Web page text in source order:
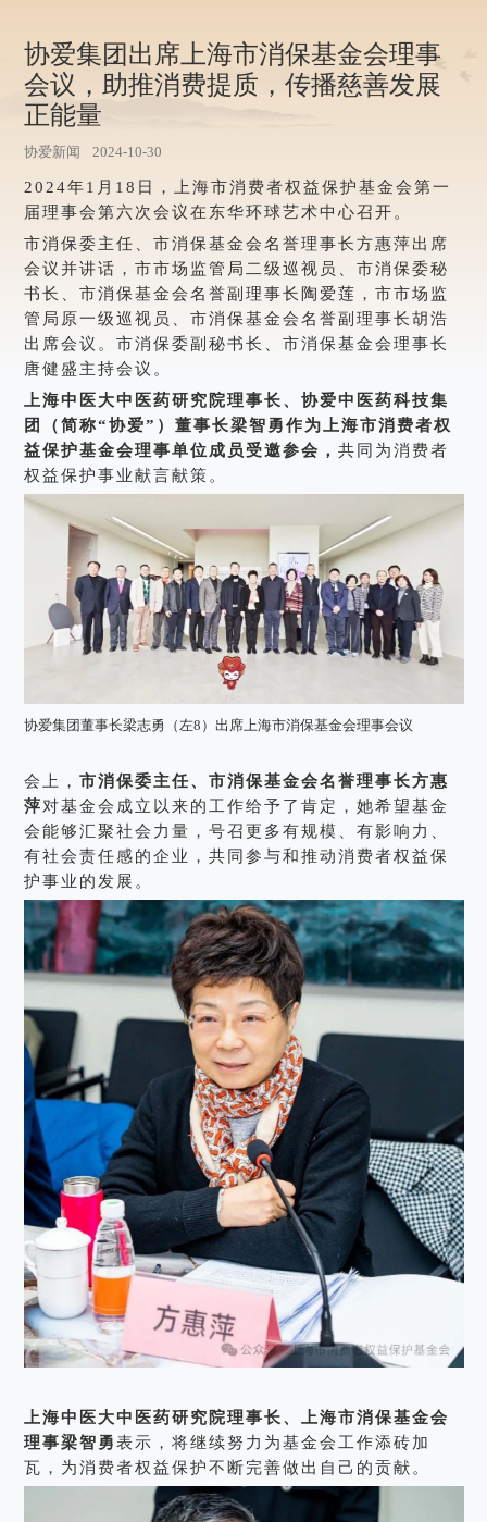
协爱集团出席上海市消保基金会理事
会议，助推消费提质，传播慈善发展
正能量
协爱新闻 2024-10-30
2024年1月18日，上海市消费者权益保护基金会第一
届理事会第六次会议在东华环球艺术中心召开。
市消保委主任、市消保基金会名誉理事长方惠萍出席
会议并讲话，市市场监管局二级巡视员、市消保委秘
书长、市消保基金会名誉副理事长陶爱莲，市市场监
管局原一级巡视员、市消保基金会名誉副理事长胡浩
出席会议。市消保委副秘书长、市消保基金会理事长
唐健盛主持会议。
上海中医大中医药研究院理事长、协爱中医药科技集
团（简称“协爱”）董事长梁智勇作为上海市消费者权
益保护基金会理事单位成员受邀参会， 共同为消费者
权益保护事业献言献策。
协爱集团董事长梁志勇（左8）出席上海市消保基金会理事会议
会上， 市消保委主任、市消保基金会名誉理事长方惠
萍对基金会成立以来的工作给予了肯定，她希望基金
会能够汇聚社会力量，号召更多有规模、有影响力、
有社会责任感的企业，共同参与和推动消费者权益保
护事业的发展。
上海中医大中医药研究院理事长、上海市消保基金会
理事梁智勇表示，将继续努力为基金会工作添砖加
瓦，为消费者权益保护不断完善做出自己的贡献。